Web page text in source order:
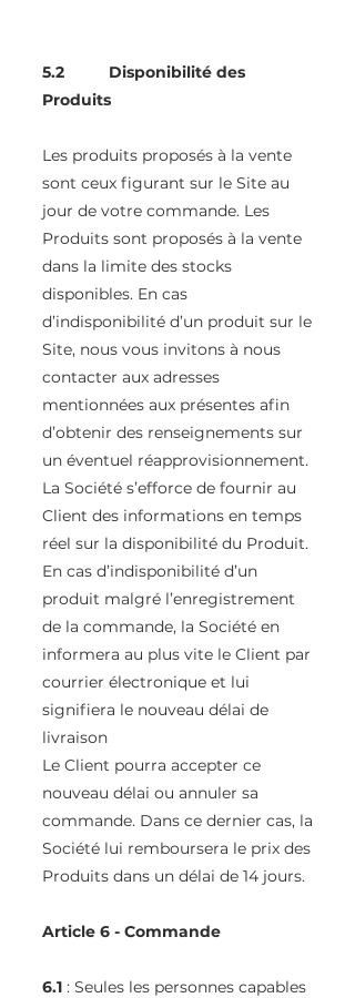
5.2 Disponibilité des
Produits
Les produits proposés à la vente
sont ceux figurant sur le Site au
jour de votre commande. Les
Produits sont proposés à la vente
dans la limite des stocks
disponibles. En cas
d’indisponibilité d’un produit sur le
Site, nous vous invitons à nous
contacter aux adresses
mentionnées aux présentes afin
d’obtenir des renseignements sur
un éventuel réapprovisionnement.
La Société s’efforce de fournir au
Client des informations en temps
réel sur la disponibilité du Produit.
En cas d’indisponibilité d’un
produit malgré l’enregistrement
de la commande, la Société en
informera au plus vite le Client par
courrier électronique et lui
signifiera le nouveau délai de
livraison
Le Client pourra accepter ce
nouveau délai ou annuler sa
commande. Dans ce dernier cas, la
Société lui remboursera le prix des
Produits dans un délai de 14 jours.
Article 6 - Commande
6.1 : Seules les personnes capables